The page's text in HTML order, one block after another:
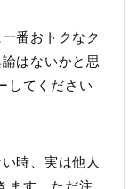
番おトクなク
論はないかと思
してください
時、実は他人
ます。ただ注